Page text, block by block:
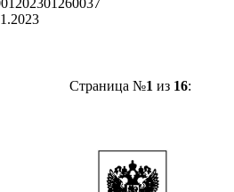
Страница №1 из 16: